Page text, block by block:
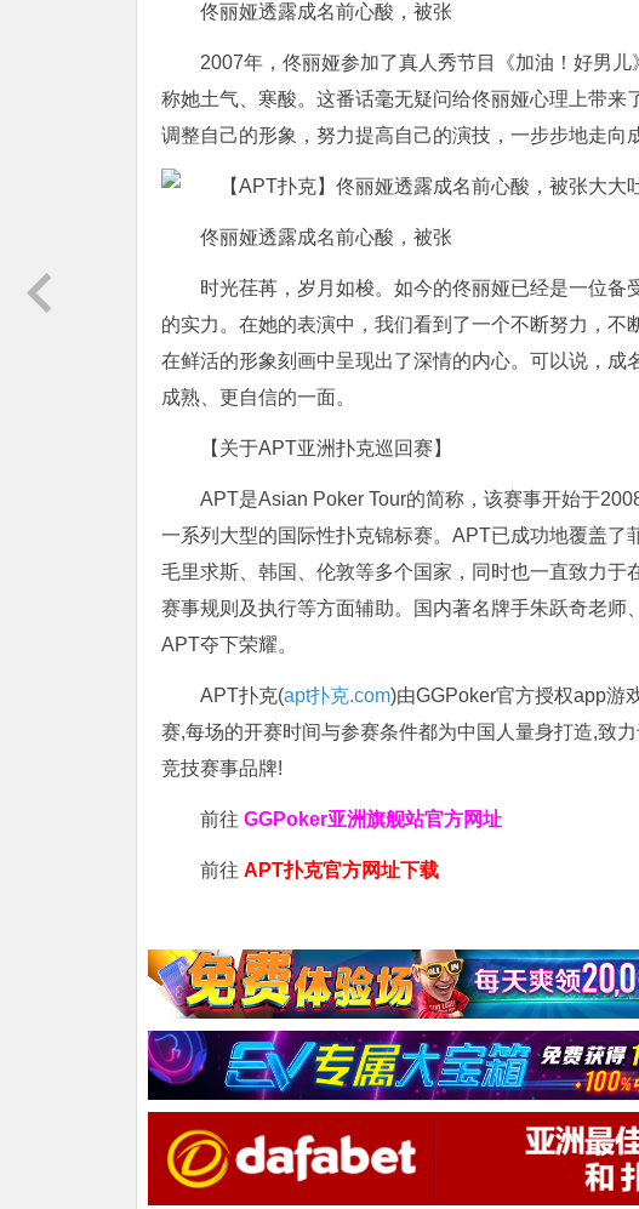
佟丽娅透露成名前心酸，被张
2007年，佟丽娅参加了真人秀节目《加油！好男儿
称她土气、寒酸。这番话毫无疑问给佟丽娅心理上带
调整自己的形象，努力提高自己的演技，一步步地走向
佟丽娅透露成名前心酸，被张
时光荏苒，岁月如梭。如今的佟丽娅已经是一位
的实力。在她的表演中，我们看到了一个不断努力，不
在鲜活的形象刻画中呈现出了深情的内心。可以说，
成熟、更自信的一面。
【关于APT亚洲扑克巡回赛】
APT是Asian Poker Tour的简称，该赛事开始于
一系列大型的国际性扑克锦标赛。APT已成功地覆盖了
毛里求斯、韩国、伦敦等多个国家，同时也一直致力
赛事规则及执行等方面辅助。国内著名牌手朱跃奇老
APT夺下荣耀。
APT扑克(apt扑克.com)由GGPoker官方授权app游
赛,每场的开赛时间与参赛条件都为中国人量身打造,致
竞技赛事品牌!
前往 GGPoker亚洲旗舰站官方网址
前往 APT扑克官方网址下载